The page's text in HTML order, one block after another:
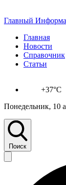
Главный
Главная
Новости
Справочник
Статьи
+37°C
Понедельник, 10
Поиск